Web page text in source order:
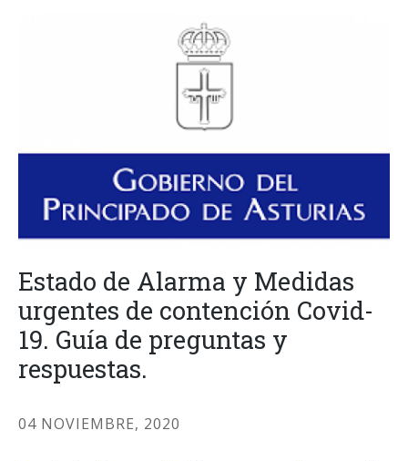
Estado de Alarma y Medidas
urgentes de contención Covid-
19. Guía de preguntas y
respuestas.
04 NOVIEMBRE, 2020